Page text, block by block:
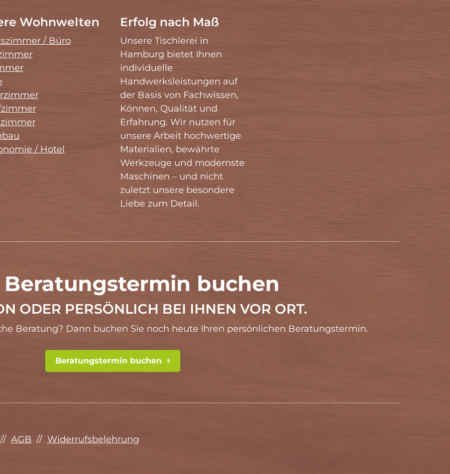
Wohnwelten
/ Büro
/ Hotel
Erfolg nach Maß
Unsere Tischlerei in
Hamburg bietet Ihnen
individuelle
Handwerksleistungen auf
der Basis von Fachwissen,
Können, Qualität und
Erfahrung. Wir nutzen für
unsere Arbeit hochwertige
Materialien, bewährte
Werkzeuge und modernste
Maschinen – und nicht
zuletzt unsere besondere
Liebe zum Detail.
buchen
ODER PERSÖNLICH BEI IHNEN VOR ORT.
Beratung? Dann buchen Sie noch heute Ihren persönlichen Beratungstermin.
Beratungstermin buchen
// AGB // Widerrufsbelehrung